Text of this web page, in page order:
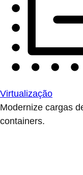
Virtualização
Modernize cargas
containers.